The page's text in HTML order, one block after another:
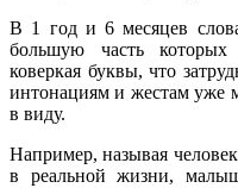
В 1 год и 6 месяцев
большую часть
коверкая буквы, что
интонациям и жестам уже
в виду.
Например, называя
в реальной жизни,